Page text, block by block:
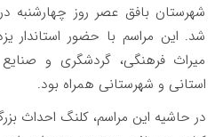
شهرستان بافق عصر روز چهارشنبه
شد. این مراسم با حضور استاندار
میراث فرهنگی، گردشگری و
استانی و شهرستانی همراه بود.
در حاشیه این مراسم، کلنگ احداث